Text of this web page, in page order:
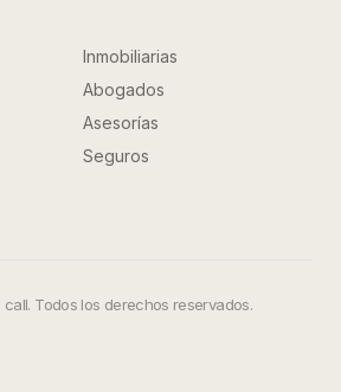
Inmobiliarias
Abogados
Asesorías
Seguros
call. Todos los derechos reservados.